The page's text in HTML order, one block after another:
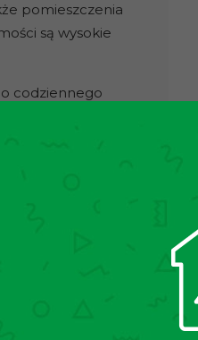
pomieszczenia
są wysokie
codziennego